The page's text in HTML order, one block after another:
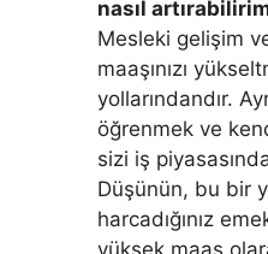
nasıl
Mesleki gelişim
maaşınızı
yollarındandır.
öğrenmek ve
sizi iş
Düşünün, bu bir
harcadığınız